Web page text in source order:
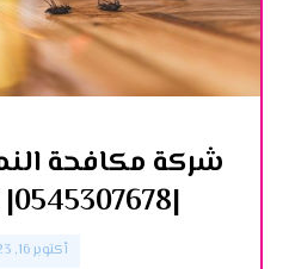
شركة مكافحة
|0545307678| ابادة النمل
أكتوبر 16, 2023